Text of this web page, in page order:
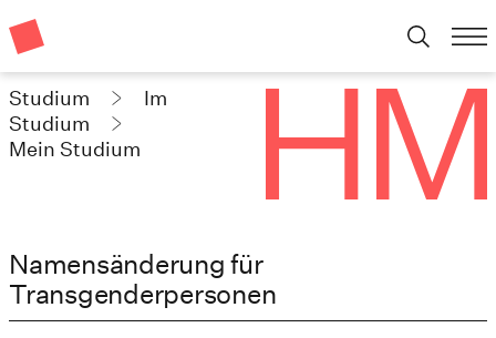
Studium
Im
Studium
Mein Studium
Namensänderung für
Transgenderpersonen